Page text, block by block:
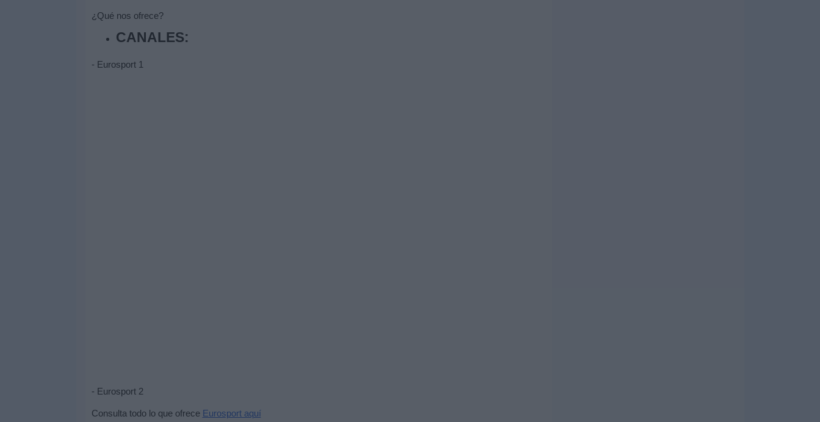
¿Qué nos ofrece?
CANALES:
- Eurosport 1
- Eurosport 2
Consulta todo lo que ofrece Eurosport aquí